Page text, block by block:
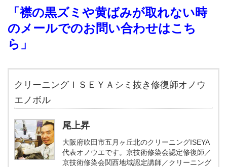
「襟の黒ズミや黄ばみが取れない時
のメールでのお問い合わせはこち
ら」
クリーニングＩＳＥＹＡシミ抜き修復師オノウ
エノボル
尾上昇
大阪府吹田市五月ヶ丘北のクリーニングISEYA
代表オノウエです。京技術修染会認定修復師／
京技術修染会関西地域認定講師／クリーニング